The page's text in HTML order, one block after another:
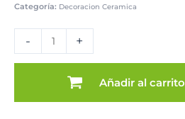
Categoría: Decoracion Ceramica
-
BLANCA/DORADA
cantidad
+
Añadir al carrito